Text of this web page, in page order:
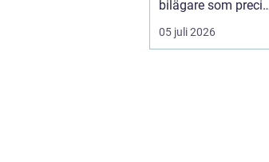
bilägare som precis
f&ari...
05 juli 2026